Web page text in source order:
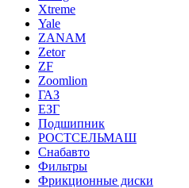
Xtreme
Yale
ZANAM
Zetor
ZF
Zoomlion
ГАЗ
ЕЗГ
Подшипник
РОСТСЕЛЬМАШ
Снабавто
Фильтры
Фрикционные диски